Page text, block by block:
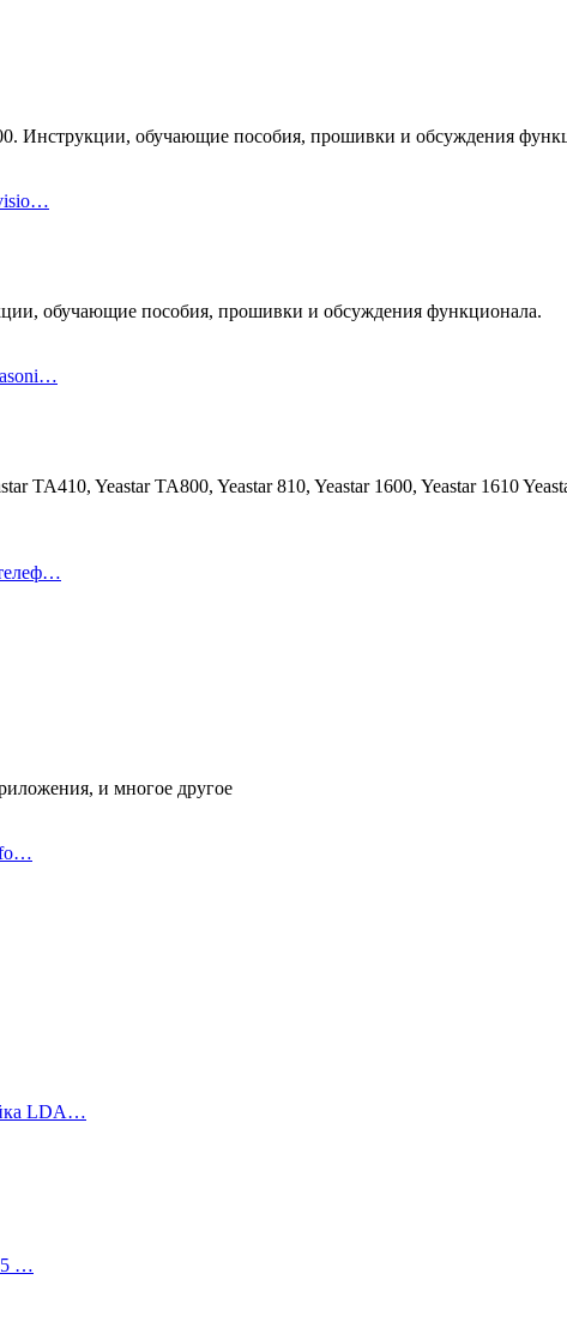
Инструкции, обучающие пособия, прошивки и обсуждения
обучающие пособия, прошивки и обсуждения функционала.
TA410, Yeastar TA800, Yeastar 810, Yeastar 1600, Yeastar 1610
и многое другое
fo…
LDA…
…